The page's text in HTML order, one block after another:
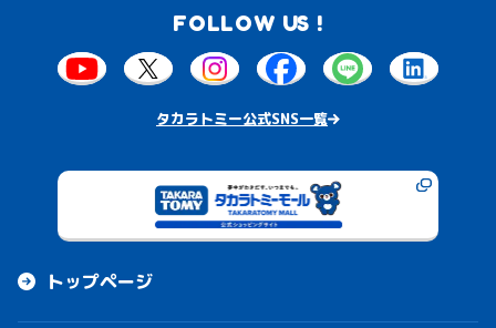
FOLLOW US !
タカラトミー公式SNS一覧
トップページ